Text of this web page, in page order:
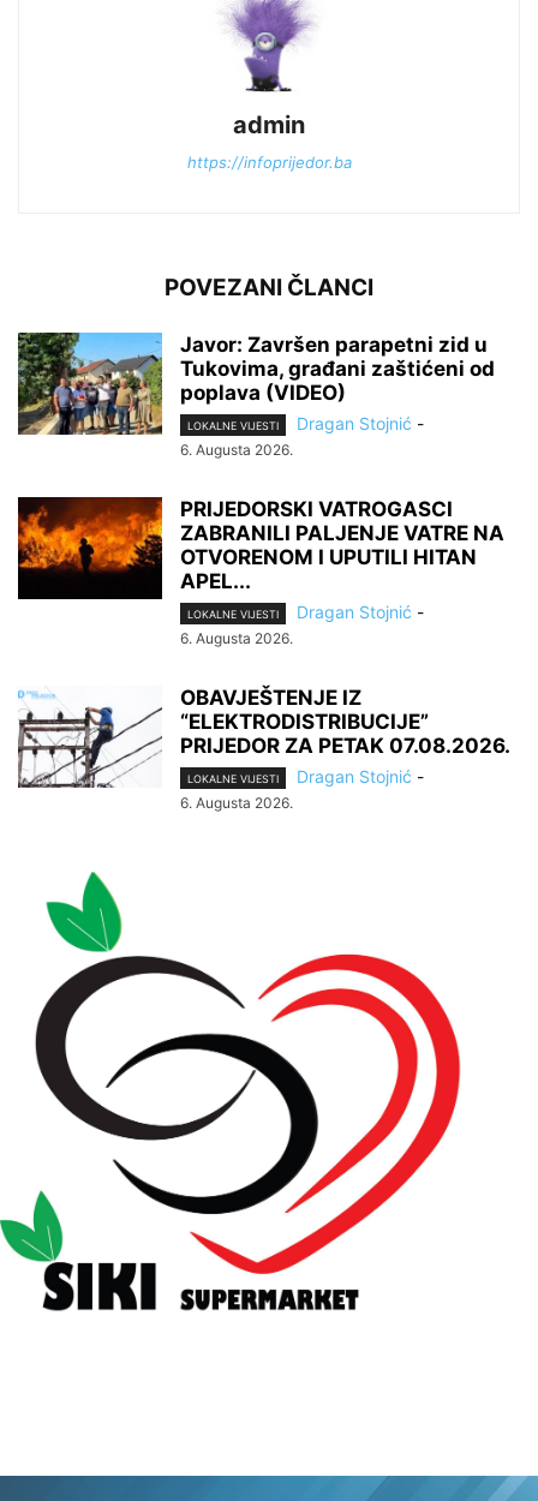
admin
https://infoprijedor.ba
POVEZANI ČLANCI
Javor: Završen parapetni zid u
Tukovima, građani zaštićeni od
poplava (VIDEO)
LOKALNE VIJESTI Dragan Stojnić -
6. Augusta 2026.
PRIJEDORSKI VATROGASCI
ZABRANILI PALJENJE VATRE NA
OTVORENOM I UPUTILI HITAN
APEL...
LOKALNE VIJESTI Dragan Stojnić -
6. Augusta 2026.
OBAVJEŠTENJE IZ
“ELEKTRODISTRIBUCIJE”
PRIJEDOR ZA PETAK 07.08.2026.
LOKALNE VIJESTI Dragan Stojnić -
6. Augusta 2026.